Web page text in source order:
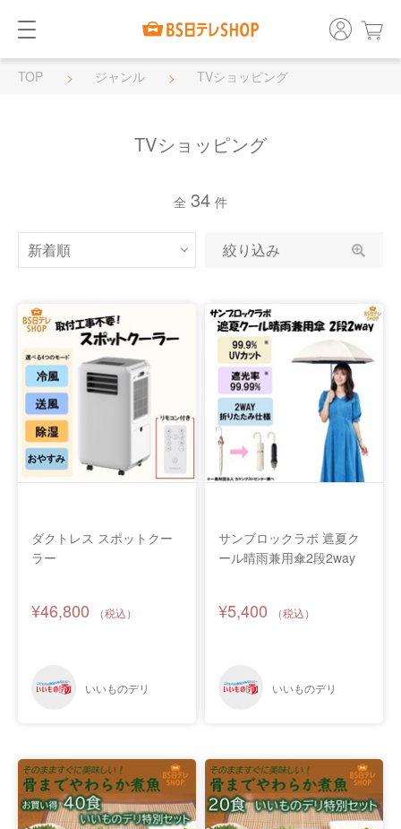
TOP ジャンル TVショッピング
TVショッピング
全 34 件
絞り込み
ダクトレス スポットクー
ラー
¥46,800
サンブロックラボ 遮夏ク
ール晴雨兼用傘2段2way
¥5,400